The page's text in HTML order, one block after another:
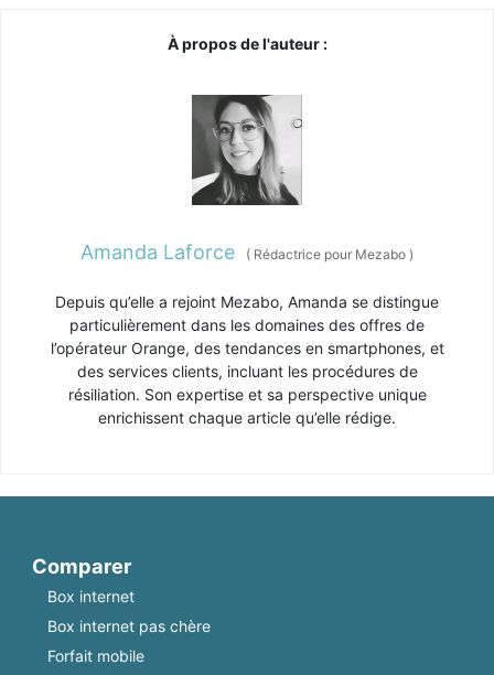
À propos de l'auteur :
Amanda Laforce ( Rédactrice pour Mezabo )
Depuis qu’elle a rejoint Mezabo, Amanda se distingue
particulièrement dans les domaines des offres de
l’opérateur Orange, des tendances en smartphones, et
des services clients, incluant les procédures de
résiliation. Son expertise et sa perspective unique
enrichissent chaque article qu’elle rédige.
Comparer
Box internet
Box internet pas chère
Forfait mobile